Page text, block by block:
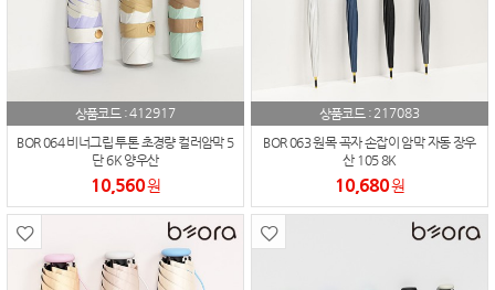
상품코드 :412917
BOR 064 비너그립 투톤 초경량 컬러암막 5
단 6K 양우산
10,560원
상품코드 :217083
BOR 063 원목 곡자 손잡이 암막 자동 장우
산 105 8K
10,680원